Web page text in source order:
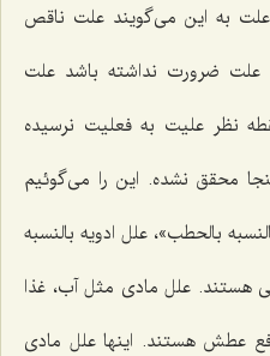
به این مى‌گویند علت ناقص
علت ضرورت نداشته باشد علت
نظر علیت به فعلیت نرسیده
محقق نشده. این را مى‌گوئیم
بالحطب»، علل ادویه بالنسبه
هستند. علل مادى مثل آب، غذا
عطش هستند. اینها علل مادى